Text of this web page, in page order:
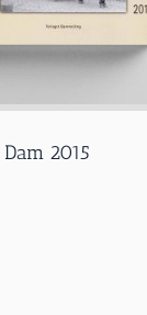
2015